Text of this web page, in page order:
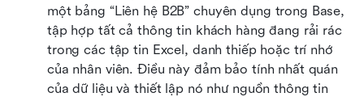
một bảng “Liên hệ B2B” chuyên dụng trong Base,
tập hợp tất cả thông tin khách hàng đang rải rác
trong các tập tin Excel, danh thiếp hoặc trí nhớ
của nhân viên. Điều này đảm bảo tính nhất quán
của dữ liệu và thiết lập nó như nguồn thông tin